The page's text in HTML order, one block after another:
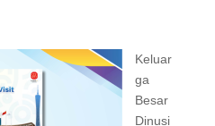
Keluar
ga
Besar
Dinusi